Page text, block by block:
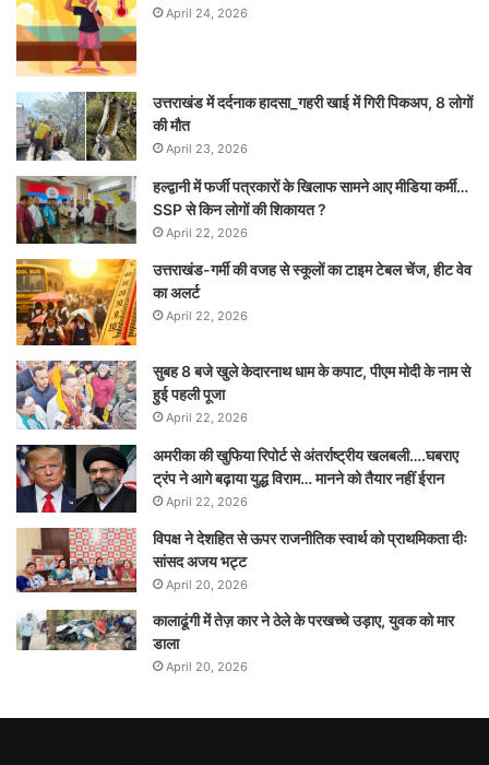
April 24, 2026
उत्तराखंड में दर्दनाक हादसा_गहरी खाई में गिरी पिकअप, 8 लोगों
की मौत
April 23, 2026
हल्द्वानी में फर्जी पत्रकारों के खिलाफ सामने आए मीडिया कर्मी…
SSP से किन लोगों की शिकायत ?
April 22, 2026
उत्तराखंड-गर्मी की वजह से स्कूलों का टाइम टेबल चेंज, हीट वेव
का अलर्ट
April 22, 2026
सुबह 8 बजे खुले केदारनाथ धाम के कपाट, पीएम मोदी के नाम से
हुई पहली पूजा
April 22, 2026
अमरीका की खुफिया रिपोर्ट से अंतर्राष्ट्रीय खलबली….घबराए
ट्रंप ने आगे बढ़ाया युद्ध विराम… मानने को तैयार नहीं ईरान
April 22, 2026
विपक्ष ने देशहित से ऊपर राजनीतिक स्वार्थ को प्राथमिकता दीः
सांसद अजय भट्ट
April 20, 2026
कालाढूंगी में तेज़ कार ने ठेले के परखच्चे उड़ाए, युवक को मार
डाला
April 20, 2026